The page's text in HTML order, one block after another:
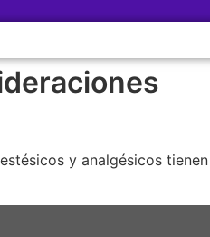
y analgésicos tienen